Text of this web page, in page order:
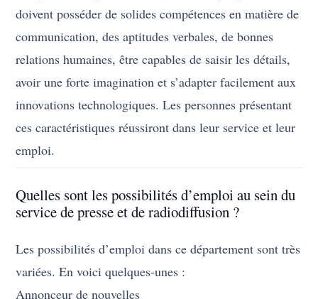
doivent posséder de solides compétences en matière de
communication, des aptitudes verbales, de bonnes
relations humaines, être capables de saisir les détails,
avoir une forte imagination et s’adapter facilement aux
innovations technologiques. Les personnes présentant
ces caractéristiques réussiront dans leur service et leur
emploi.
Quelles sont les possibilités d’emploi au sein du
service de presse et de radiodiffusion ?
Les possibilités d’emploi dans ce département sont très
variées. En voici quelques-unes :
Annonceur de nouvelles